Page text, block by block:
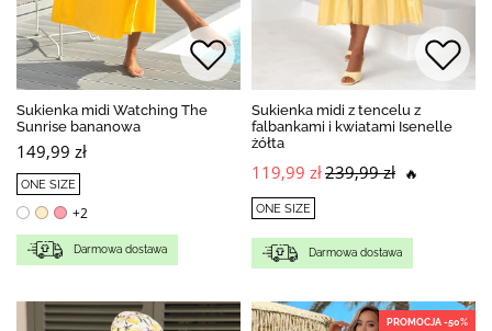
Sukienka midi Watching The
Sunrise bananowa
149,99 zł
ONE SIZE
+2
Darmowa dostawa
Sukienka midi z tencelu z
falbankami i kwiatami Isenelle
żółta
119,99 zł239,99 zł 🔥
ONE SIZE
Darmowa dostawa
PROMOCJA -50%